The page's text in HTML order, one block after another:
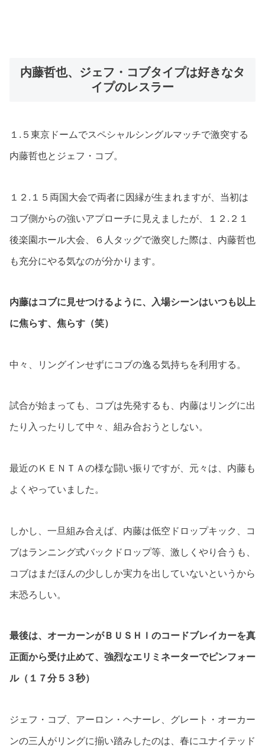
内藤哲也、ジェフ・コブタイプは好きなタ
イプのレスラー
１.５東京ドームでスペシャルシングルマッチで激突する
内藤哲也とジェフ・コブ。
１２.１５両国大会で両者に因縁が生まれますが、当初は
コブ側からの強いアプローチに見えましたが、１２.２１
後楽園ホール大会、６人タッグで激突した際は、内藤哲也
も充分にやる気なのが分かります。
内藤はコブに見せつけるように、入場シーンはいつも以上
に焦らす、焦らす（笑）
中々、リングインせずにコブの逸る気持ちを利用する。
試合が始まっても、コブは先発するも、内藤はリングに出
たり入ったりして中々、組み合おうとしない。
最近のＫＥＮＴＡの様な闘い振りですが、元々は、内藤も
よくやっていました。
しかし、一旦組み合えば、内藤は低空ドロップキック、コ
ブはランニング式バックドロップ等、激しくやり合うも、
コブはまだほんの少ししか実力を出していないというから
末恐ろしい。
最後は、オーカーンがＢＵＳＨＩのコードブレイカーを真
正面から受け止めて、強烈なエリミネーターでピンフォー
ル（１７分５３秒）
ジェフ・コブ、アーロン・ヘナーレ、グレート・オーカー
ンの三人がリングに揃い踏みしたのは、春にユナイテッド